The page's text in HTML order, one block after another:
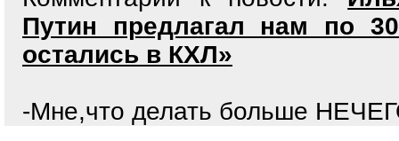
Путин предлагал нам по
остались в КХЛ»
-Мне,что делать больше